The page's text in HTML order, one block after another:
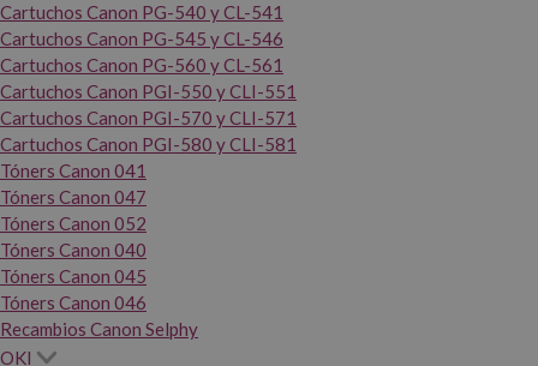
Cartuchos Canon PG-540 y CL-541
Cartuchos Canon PG-545 y CL-546
Cartuchos Canon PG-560 y CL-561
Cartuchos Canon PGI-550 y CLI-551
Cartuchos Canon PGI-570 y CLI-571
Cartuchos Canon PGI-580 y CLI-581
Tóners Canon 041
Tóners Canon 047
Tóners Canon 052
Tóners Canon 040
Tóners Canon 045
Tóners Canon 046
Recambios Canon Selphy
OKI